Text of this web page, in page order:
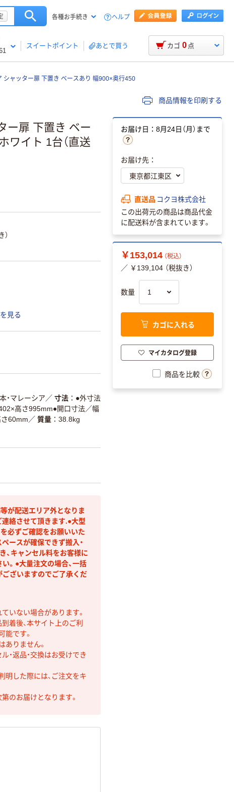
各種お手続き ヘルプ
スイートポイント あとで買う カゴ 0 点
シャッター扉 下置き ベースあり 幅900×奥行450
商品情報を印刷する
ー扉 下置き ベー
ワイト 1台（直送
見る
・マレーシア ／ 寸法
●外寸法
高さ995mm●開口寸法／幅
60mm ／ 質量
38.8kg
が配送エリア外となりま
連絡させて頂きます.●大型
を必ずご確認をお願いいた
ースが確保できず搬入・
、キャンセル料をお客様に
。●大量注文の場合、一括
ざいますのでご了承くだ
いない場合があります。
着後、本サイト上のご利
です。
りません。
・返品・交換はお受けでき
した際には、ご注文をキ
のお届けとなります。
お届け日：8月24日（月）まで
お届け先：
直送品 コクヨ株式会社
この出荷元の商品は商品代金
に配送料が含まれています。
￥153,014 （税込）
／ ￥139,104 （税抜き）
数量
カゴに入れる
マイカタログ登録
商品を比較